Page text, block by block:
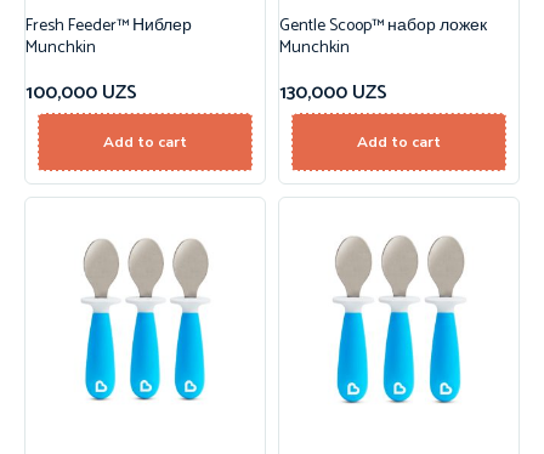
Fresh Feeder™ Ниблер
Munchkin
100,000UZS
Add to cart
Gentle Scoop™ набор ложек
Munchkin
130,000UZS
Add to cart